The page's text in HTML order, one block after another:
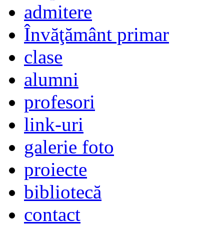
admitere
Învăţământ primar
clase
alumni
profesori
link-uri
galerie foto
proiecte
bibliotecă
contact